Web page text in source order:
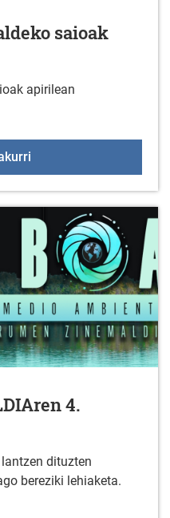
saioak
apirilean
4.
dituzten
bereziki lehiaketa.